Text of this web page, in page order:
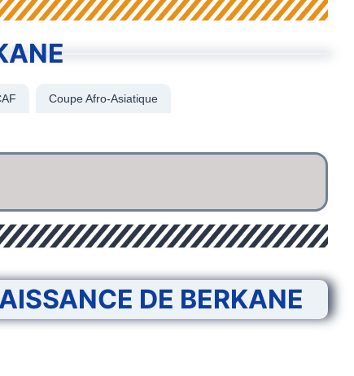
Coupe Afro-Asiatique
DE BERKANE